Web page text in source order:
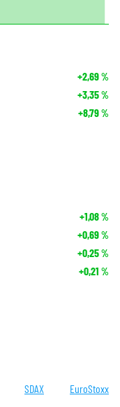
+2,69%
+3,35%
+8,79%
+1,08%
+0,69%
+0,25%
+0,21 %
SDAX EuroStoxx